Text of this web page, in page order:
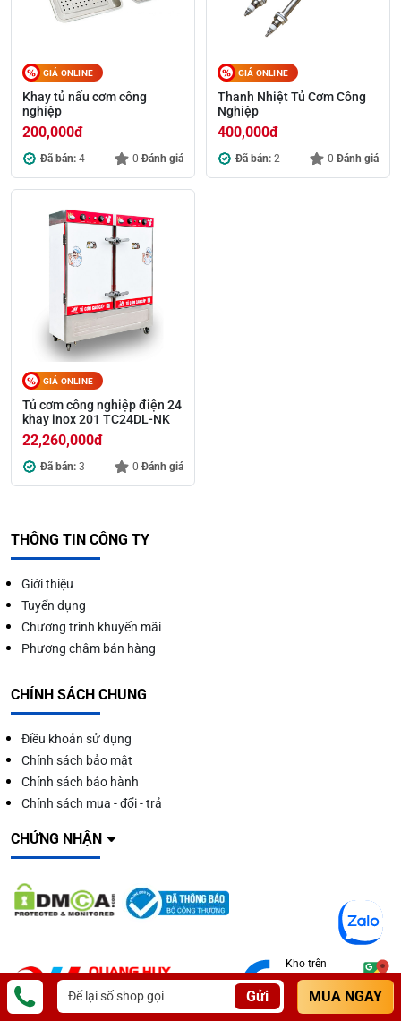
GIÁ ONLINE
Khay tủ nấu cơm công
nghiệp
200,000đ
Đã bán: 4 0 Đánh giá
GIÁ ONLINE
Thanh Nhiệt Tủ Cơm Công
Nghiệp
400,000đ
Đã bán: 2 0 Đánh giá
GIÁ ONLINE
Tủ cơm công nghiệp điện 24
khay inox 201 TC24DL-NK
22,260,000đ
Đã bán: 3 0 Đánh giá
THÔNG TIN CÔNG TY
Giới thiệu
Tuyển dụng
Chương trình khuyến mãi
Phương châm bán hàng
CHÍNH SÁCH CHUNG
Điều khoản sử dụng
Chính sách bảo mật
Chính sách bảo hành
Chính sách mua - đổi - trả
CHỨNG NHẬN
Kho trên
TOÀN QUỐC
Xem thêm
Gửi MUA NGAY